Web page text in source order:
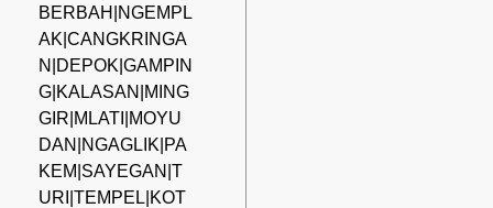
BERBAH|NGEMPL
AK|CANGKRINGA
N|DEPOK|GAMPIN
G|KALASAN|MING
GIR|MLATI|MOYU
DAN|NGAGLIK|PA
KEM|SAYEGAN|T
URI|TEMPEL|KOT